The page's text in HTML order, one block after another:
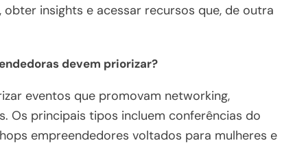
insights e acessar recursos que, de outra
devem priorizar?
eventos que promovam networking,
Os principais tipos incluem conferências do
empreendedores voltados para mulheres e